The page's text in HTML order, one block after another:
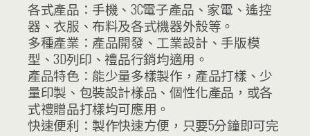
各式產品：手機、3C電子產品、家電、遙控
器、衣服、布料及各式機器外殼等。
多種產業：產品開發、工業設計、手版模
型、3D列印、禮品行銷均適用。
產品特色：能少量多樣製作，產品打樣、少
量印製、包裝設計樣品、個性化產品，或各
式禮贈品打樣均可應用。
快速便利：製作快速方便，只要5分鐘即可完